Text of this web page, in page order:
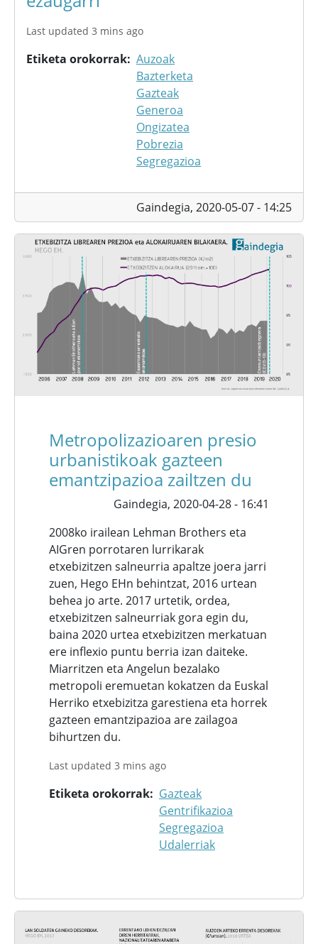
Last updated 3 mins ago
Etiketa orokorrak Auzoak
Bazterketa
Gazteak
Generoa
Ongizatea
Pobrezia
Segregazioa
Gaindegia, 2020-05-07 - 14:25
Metropolizazioaren presio
urbanistikoak gazteen
emantzipazioa zailtzen du
Gaindegia, 2020-04-28 - 16:41
2008ko irailean Lehman Brothers eta
AIGren porrotaren lurrikarak
etxebizitzen salneurria apaltze joera jarri
zuen, Hego EHn behintzat, 2016 urtean
behea jo arte. 2017 urtetik, ordea,
etxebizitzen salneurriak gora egin du,
baina 2020 urtea etxebizitzen merkatuan
ere inflexio puntu berria izan daiteke.
Miarritzen eta Angelun bezalako
metropoli eremuetan kokatzen da Euskal
Herriko etxebizitza garestiena eta horrek
gazteen emantzipazioa are zailagoa
bihurtzen du.
Last updated 3 mins ago
Etiketa orokorrak
Gazteak
Gentrifikazioa
Segregazioa
Udalerriak